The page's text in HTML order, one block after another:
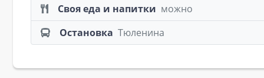
Своя еда и напитки можно
Остановка Тюленина